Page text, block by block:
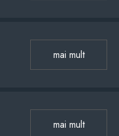
mai mult
mai mult